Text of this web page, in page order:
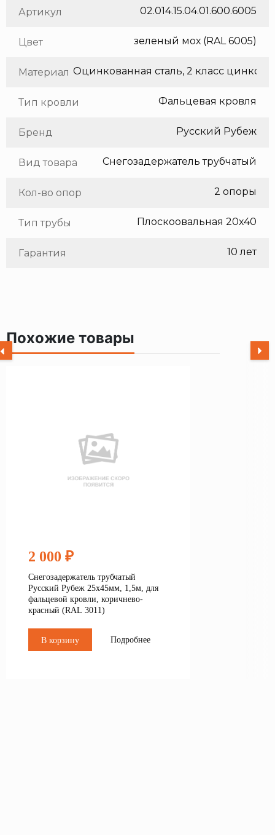
Артикул 02.014.15.04.01.600.6005
Цвет зеленый мох (RAL 6005)
Материал
Тип кровли Фальцевая кровля
Бренд Русский Рубеж
Вид товара Снегозадержатель трубчатый
Кол-во опор 2 опоры
Тип трубы Плоскоовальная 20х40
Гарантия 10 лет
Похожие товары
2 000 ₽
Снегозадержатель трубчатый
Русский Рубеж 25х45мм, 1,5м, для
фальцевой кровли, коричнево-
красный (RAL 3011)
В корзину Подробнее